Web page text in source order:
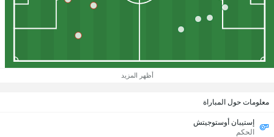
أظهر المزيد
معلومات حول المباراة
إستيبان أوستوجيتش
الحكم